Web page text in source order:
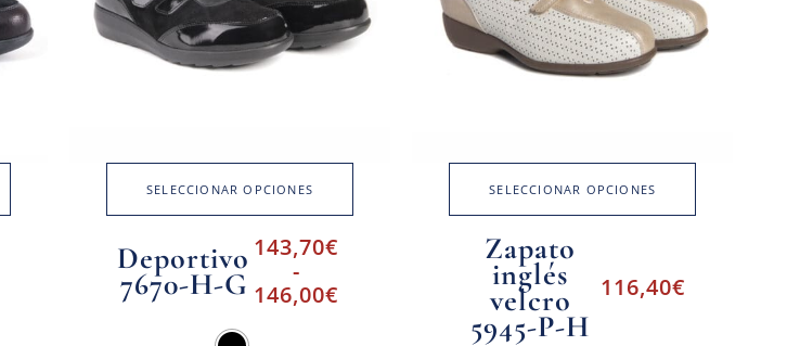
SELECCIONAR OPCIONES
Deportivo
7670-H-G
143,70€
-
146,00€
SELECCIONAR OPCIONES
Zapato
inglés
velcro
5945-P-H
116,40€